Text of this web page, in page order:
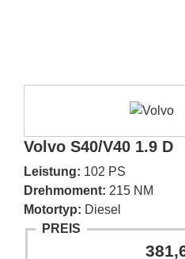
Volvo S40/V40 1.9 D
Leistung: 102 PS
Drehmoment: 215 NM
Motortyp: Diesel
PREIS